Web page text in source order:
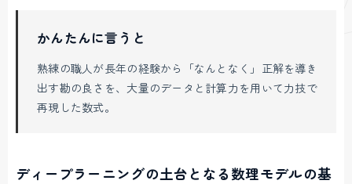
かんたんに言うと
熟練の職人が長年の経験から「なんとなく」正解を導き
出す勘の良さを、大量のデータと計算力を用いて力技で
再現した数式。
ディープラーニングの土台となる数理モデルの基